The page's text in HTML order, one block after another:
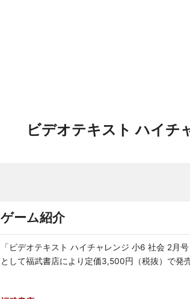
ビデオテキスト ハイチ
ゲーム紹介
「ビデオテキスト ハイチャレンジ 小6 社会 2月
として福武書店により定価3,500円（税抜）で発